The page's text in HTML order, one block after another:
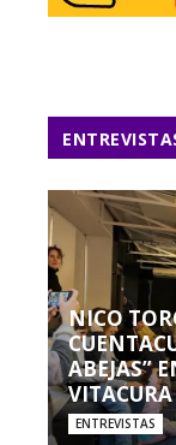
NICO
ABEJAS”
VITACURA
ENTREVISTAS